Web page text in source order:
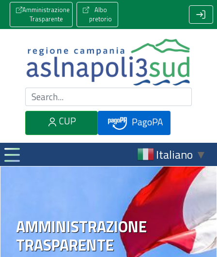
Amministrazione
Trasparente
Albo
pretorio
Cerca nel sito
CUP
PagoPA
Italiano ▼
AMMINISTRAZIONE
TRASPARENTE